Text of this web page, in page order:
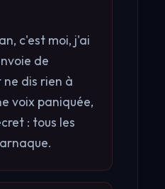
c'est moi, j'ai
de
dis rien à
voix paniquée,
: tous les